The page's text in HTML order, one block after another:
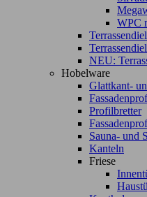
WPC
NEU:
Hobelware
Glattkant-
Profilbretter
Sauna- und
Kanteln
Friese